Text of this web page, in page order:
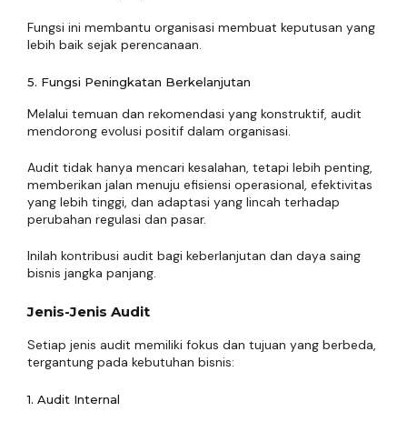
Fungsi ini membantu organisasi membuat keputusan yang
lebih baik sejak perencanaan.
5. Fungsi Peningkatan Berkelanjutan
Melalui temuan dan rekomendasi yang konstruktif, audit
mendorong evolusi positif dalam organisasi.
Audit tidak hanya mencari kesalahan, tetapi lebih penting,
memberikan jalan menuju efisiensi operasional, efektivitas
yang lebih tinggi, dan adaptasi yang lincah terhadap
perubahan regulasi dan pasar.
Inilah kontribusi audit bagi keberlanjutan dan daya saing
bisnis jangka panjang.
Jenis-Jenis Audit
Setiap jenis audit memiliki fokus dan tujuan yang berbeda,
tergantung pada kebutuhan bisnis:
1. Audit Internal